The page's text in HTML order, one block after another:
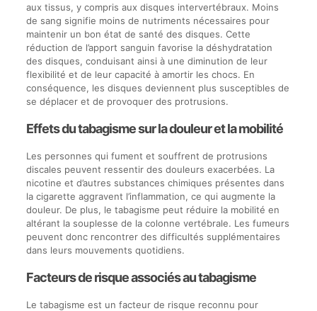
aux tissus, y compris aux disques intervertébraux. Moins
de sang signifie moins de nutriments nécessaires pour
maintenir un bon état de santé des disques. Cette
réduction de l’apport sanguin favorise la déshydratation
des disques, conduisant ainsi à une diminution de leur
flexibilité et de leur capacité à amortir les chocs. En
conséquence, les disques deviennent plus susceptibles de
se déplacer et de provoquer des protrusions.
Effets du tabagisme sur la douleur et la mobilité
Les personnes qui fument et souffrent de protrusions
discales peuvent ressentir des douleurs exacerbées. La
nicotine et d’autres substances chimiques présentes dans
la cigarette aggravent l’inflammation, ce qui augmente la
douleur. De plus, le tabagisme peut réduire la mobilité en
altérant la souplesse de la colonne vertébrale. Les fumeurs
peuvent donc rencontrer des difficultés supplémentaires
dans leurs mouvements quotidiens.
Facteurs de risque associés au tabagisme
Le tabagisme est un facteur de risque reconnu pour